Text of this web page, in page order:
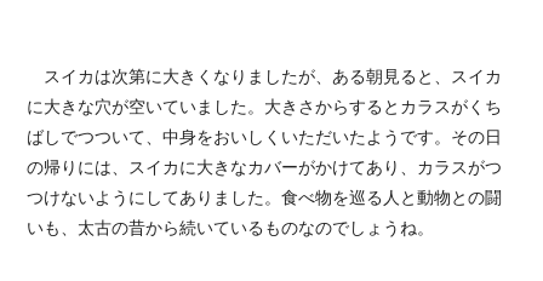
スイカは次第に大きくなりましたが、ある朝見ると、スイカ
に大きな穴が空いていました。大きさからするとカラスがくち
ばしでつついて、中身をおいしくいただいたようです。その日
の帰りには、スイカに大きなカバーがかけてあり、カラスがつ
つけないようにしてありました。食べ物を巡る人と動物との闘
いも、太古の昔から続いているものなのでしょうね。